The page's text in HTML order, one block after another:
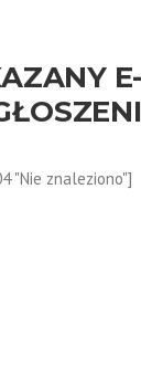
"Nie znaleziono"]